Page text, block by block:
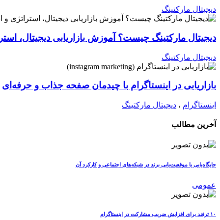
دیجیتال مارکتینگ
دیجیتال مارکتینگ چیست؟ آموزش بازاریابی دیجیتال،
دیجیتال مارکتینگ
بازاریابی در اینستاگرام با چیدمان صفحه جذاب و حرفه‌ای
اینستاگرام ، دیجیتال مارکتینگ
آخرین مطالب
جایگاه‌یابی یا موقعیت‌یابی برند در شبکه‌های اجتماعی و کارکرد آن
عمومی
۱۰ ترفند برای افزایش ضریب مشارکت در اینستاگرام